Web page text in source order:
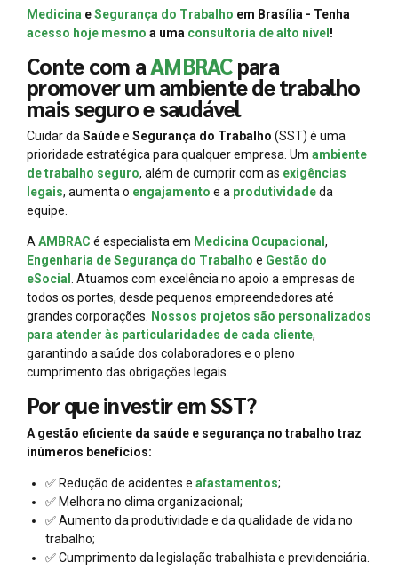
Medicina eSegurança do Trabalho em Brasília - Tenha
acesso hoje mesmo a uma consultoria de alto nível!
Conte com aAMBRACpara
promover um ambiente de trabalho
mais seguro e saudável
Cuidar daSaúdee Segurança do Trabalho (SST) é uma
prioridade estratégica para qualquer empresa. Um ambiente
de trabalho seguro, além de cumprir com as exigências
legais, aumenta o engajamento e a produtividadeda
equipe.
AAMBRAC é especialista em Medicina Ocupacional ,
Engenharia de Segurança do Trabalho e Gestão do
eSocial . Atuamos com excelência no apoio a empresas de
todos os portes, desde pequenos empreendedores até
grandes corporações. Nossos projetos são personalizados
para atender às particularidades de cada cliente,
garantindo a saúde dos colaboradores e o pleno
cumprimento das obrigações legais.
Por que investir em SST?
A gestão eficiente da saúde e segurança no trabalho traz
inúmeros benefícios:
✅ Redução de acidentes e afastamentos;
✅ Melhora no clima organizacional;
✅ Aumento da produtividade e da qualidade de vida no
trabalho;
✅ Cumprimento da legislação trabalhista e previdenciária.